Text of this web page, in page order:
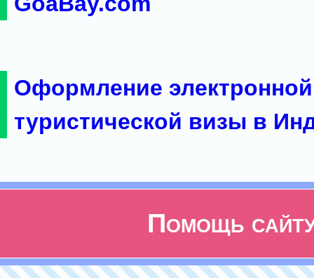
Оформление электронной
туристической визы в
Помощь